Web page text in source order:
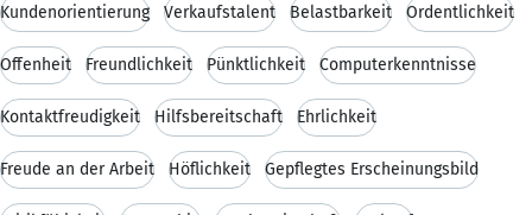
Kundenorientierung Verkaufstalent Belastbarkeit Ordentlichkeit
Offenheit Freundlichkeit Pünktlichkeit Computerkenntnisse
Kontaktfreudigkeit Hilfsbereitschaft Ehrlichkeit
Freude an der Arbeit Höflichkeit Gepflegtes Erscheinungsbild